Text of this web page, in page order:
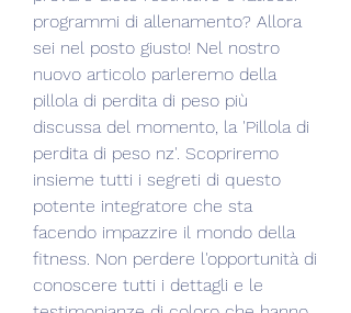
programmi di allenamento? Allora
sei nel posto giusto! Nel nostro
nuovo articolo parleremo della
pillola di perdita di peso più
discussa del momento, la 'Pillola di
perdita di peso nz'. Scopriremo
insieme tutti i segreti di questo
potente integratore che sta
facendo impazzire il mondo della
fitness. Non perdere l'opportunità di
conoscere tutti i dettagli e le